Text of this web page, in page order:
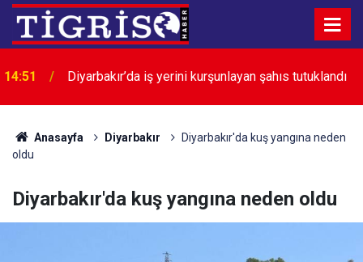
14:39 Diyarbakır’da çocuklar ve gençler yüzme öğreniyor
Anasayfa Diyarbakır
Diyarbakır'da kuş yangına neden
oldu
Diyarbakır'da kuş yangına neden oldu